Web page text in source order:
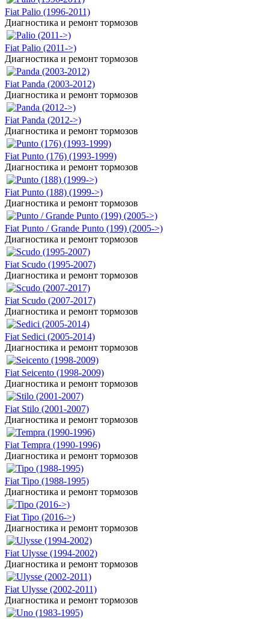
Fiat Palio (1996-2011)
Диагностика и ремонт тормозов
Fiat Palio (2011->)
Диагностика и ремонт тормозов
Fiat Panda (2003-2012)
Диагностика и ремонт тормозов
Fiat Panda (2012->)
Диагностика и ремонт тормозов
Fiat Punto (176) (1993-1999)
Диагностика и ремонт тормозов
Fiat Punto (188) (1999->)
Диагностика и ремонт тормозов
Fiat Punto / Grande Punto (199) (2005->)
Диагностика и ремонт тормозов
Fiat Scudo (1995-2007)
Диагностика и ремонт тормозов
Fiat Scudo (2007-2017)
Диагностика и ремонт тормозов
Fiat Sedici (2005-2014)
Диагностика и ремонт тормозов
Fiat Seicento (1998-2009)
Диагностика и ремонт тормозов
Fiat Stilo (2001-2007)
Диагностика и ремонт тормозов
Fiat Tempra (1990-1996)
Диагностика и ремонт тормозов
Fiat Tipo (1988-1995)
Диагностика и ремонт тормозов
Fiat Tipo (2016->)
Диагностика и ремонт тормозов
Fiat Ulysse (1994-2002)
Диагностика и ремонт тормозов
Fiat Ulysse (2002-2011)
Диагностика и ремонт тормозов